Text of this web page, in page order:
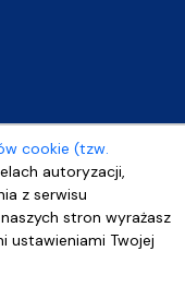
cookie (tzw.
autoryzacji,
z serwisu
stron wyrażasz
ustawieniami Twojej